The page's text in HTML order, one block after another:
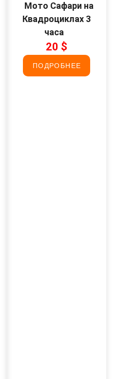
Мото Сафари на
Квадроциклах 3
часа
20 $
ПОДРОБНЕЕ